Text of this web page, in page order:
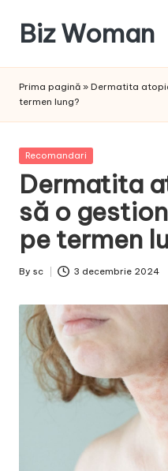
content
Biz Woman
succesul
Prima pagină » Dermatita
termen lung?
Posted
Recomandari
Dermatita
să o
pe termen
Posted
By sc 3 decembrie 2024